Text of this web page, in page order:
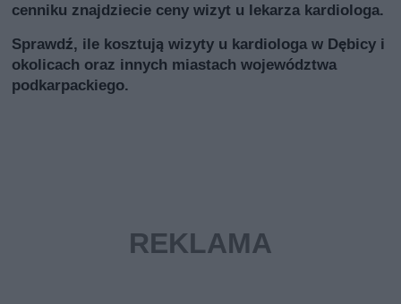
cenniku znajdziecie ceny wizyt u lekarza kardiologa.
Sprawdź, ile kosztują wizyty u kardiologa w Dębicy i
okolicach oraz innych miastach województwa
podkarpackiego.